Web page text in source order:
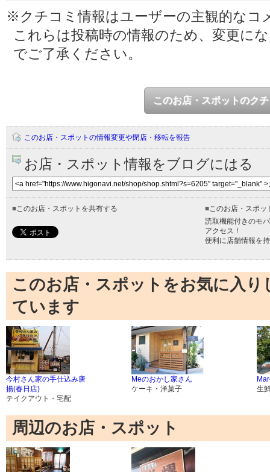
※クチコミ情報はユーザーの主観的なコ
これらは投稿時の情報のため、変更に
でご了承ください。
このお店・スポットのク
このお店・スポットの情報変更や閉店・移転を報告
お店・スポット情報をブログにはる
■このお店・スポットを共有する ■このお店・スポッ
読取機能付きのモ
アクセス！
便利に店舗情報を
このお店・スポットをお気に入
ています
今村さん家の手仕込み唐
揚(春日店)
テイクアウト・宅配
Meのおかし家さん
ケーキ・洋菓子
生
周辺のお店・スポット